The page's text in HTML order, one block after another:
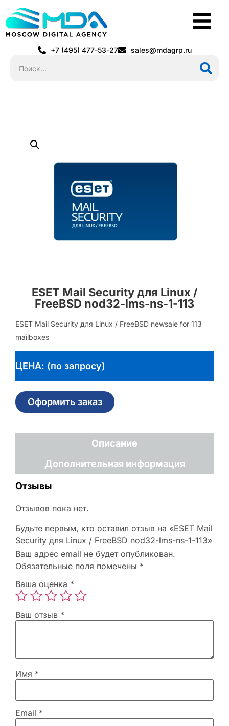
+7 (495) 477-53-27 sales@mdagrp.ru
ESET Mail Security для Linux /
FreeBSD nod32-lms-ns-1-113
ESET Mail Security для Linux / FreeBSD newsale for 113
mailboxes
ЦЕНА: (по запросу)
Оформить заказ
Описание
Дополнительная информация
Отзывы
Отзывов пока нет.
Будьте первым, кто оставил отзыв на «ESET Mail
Security для Linux / FreeBSD nod32-lms-ns-1-113»
Ваш адрес email не будет опубликован.
Обязательные поля помечены *
Ваша оценка *
Ваш отзыв *
Имя *
Email *